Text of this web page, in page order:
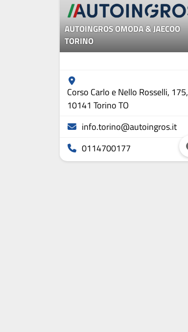
AUTOINGROS OMODA & JAECOO
TORINO
Corso Carlo e Nello Rosselli, 175,
10141 Torino TO
info.torino@autoingros.it
0114700177